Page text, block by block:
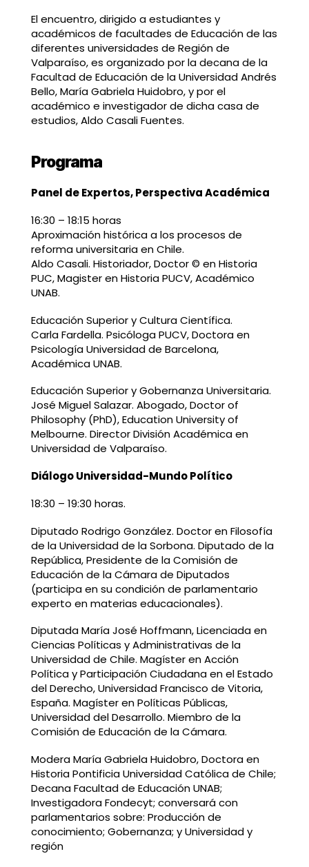
El encuentro, dirigido a estudiantes y
académicos de facultades de Educación de las
diferentes universidades de Región de
Valparaíso, es organizado por la decana de la
Facultad de Educación de la Universidad Andrés
Bello, María Gabriela Huidobro, y por el
académico e investigador de dicha casa de
estudios, Aldo Casali Fuentes.
Programa
Panel de Expertos, Perspectiva Académica
16:30 – 18:15 horas
Aproximación histórica a los procesos de
reforma universitaria en Chile.
Aldo Casali. Historiador, Doctor © en Historia
PUC, Magister en Historia PUCV, Académico
UNAB.
Educación Superior y Cultura Científica.
Carla Fardella. Psicóloga PUCV, Doctora en
Psicología Universidad de Barcelona,
Académica UNAB.
Educación Superior y Gobernanza Universitaria.
José Miguel Salazar. Abogado, Doctor of
Philosophy (PhD), Education University of
Melbourne. Director División Académica en
Universidad de Valparaíso.
Diálogo Universidad-Mundo Político
18:30 – 19:30 horas.
Diputado Rodrigo González. Doctor en Filosofía
de la Universidad de la Sorbona. Diputado de la
República, Presidente de la Comisión de
Educación de la Cámara de Diputados
(participa en su condición de parlamentario
experto en materias educacionales).
Diputada María José Hoffmann, Licenciada en
Ciencias Políticas y Administrativas de la
Universidad de Chile. Magíster en Acción
Política y Participación Ciudadana en el Estado
del Derecho, Universidad Francisco de Vitoria,
España. Magíster en Políticas Públicas,
Universidad del Desarrollo. Miembro de la
Comisión de Educación de la Cámara.
Modera María Gabriela Huidobro, Doctora en
Historia Pontificia Universidad Católica de Chile;
Decana Facultad de Educación UNAB;
Investigadora Fondecyt; conversará con
parlamentarios sobre: Producción de
conocimiento; Gobernanza; y Universidad y
región